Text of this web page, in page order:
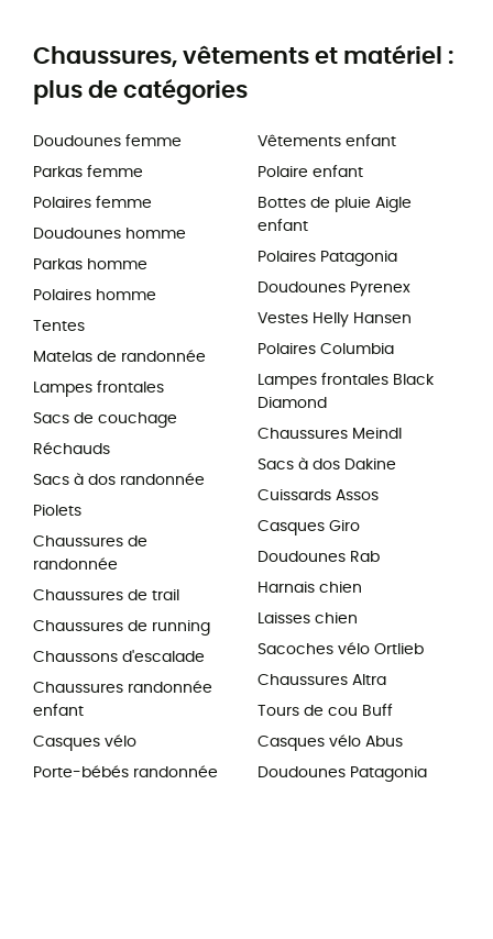
Chaussures, vêtements et matériel :
plus de catégories
Doudounes femme
Parkas femme
Polaires femme
Doudounes homme
Parkas homme
Polaires homme
Tentes
Matelas de randonnée
Lampes frontales
Sacs de couchage
Réchauds
Sacs à dos randonnée
Piolets
Chaussures de
randonnée
Chaussures de trail
Chaussures de running
Chaussons d'escalade
Chaussures randonnée
enfant
Casques vélo
Porte-bébés randonnée
Vêtements enfant
Polaire enfant
Bottes de pluie Aigle
enfant
Polaires Patagonia
Doudounes Pyrenex
Vestes Helly Hansen
Polaires Columbia
Lampes frontales Black
Diamond
Chaussures Meindl
Sacs à dos Dakine
Cuissards Assos
Casques Giro
Doudounes Rab
Harnais chien
Laisses chien
Sacoches vélo Ortlieb
Chaussures Altra
Tours de cou Buff
Casques vélo Abus
Doudounes Patagonia